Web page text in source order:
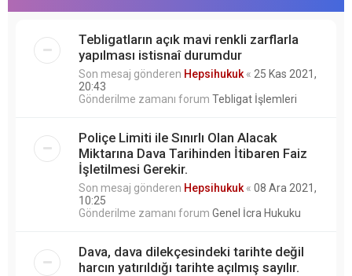
Tebligatların açık mavi renkli zarflarla
yapılması istisnaî durumdur
Son mesaj gönderen Hepsihukuk « 25 Kas 2021,
20:43
Gönderilme zamanı forum Tebligat İşlemleri
Poliçe Limiti ile Sınırlı Olan Alacak
Miktarına Dava Tarihinden İtibaren Faiz
İşletilmesi Gerekir.
Son mesaj gönderen Hepsihukuk « 08 Ara 2021,
10:25
Gönderilme zamanı forum Genel İcra Hukuku
Dava, dava dilekçesindeki tarihte değil
harcın yatırıldığı tarihte açılmış sayılır.